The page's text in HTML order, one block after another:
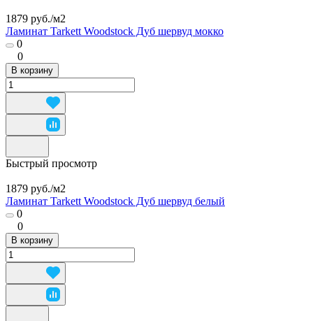
1879 руб./м2
Ламинат Tarkett Woodstock Дуб шервуд мокко
0
0
В корзину
Быстрый просмотр
1879 руб./м2
Ламинат Tarkett Woodstock Дуб шервуд белый
0
0
В корзину